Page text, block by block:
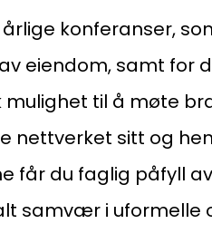
konferanser,
eiendom, samt for
mulighet til å møte
nettverket sitt og
får du faglig påfyll
samvær i uformelle